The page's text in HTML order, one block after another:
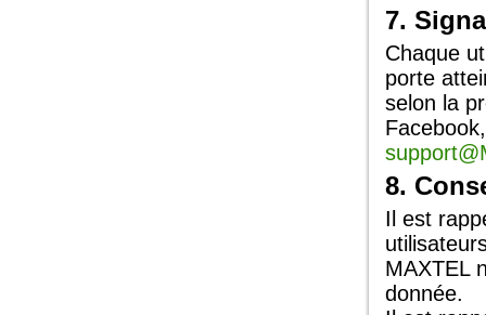
7.
Chaque
porte
selon la
8.
Il est
MAXTEL
donnée.